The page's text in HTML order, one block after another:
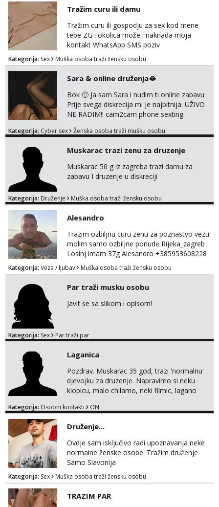
poklapaju. Mnogo senzualnosti i lijepe
energije. Javite mi se sa opisom što opširnijim
jer od toga ovisi da li ću odgovoriti. Isključivo
tražim nekoga za duži vremenski period.
Naravno njegovanog i galantn...
Tražim curu ili damu
Tražim curu ili gospodju za sex kod mene
tebe ZG i okolica može i naknada moja
kontakt WhatsApp SMS poziv
Kategorija: Sex Muška osoba traži žensku osobu
Sara & online druženja🫦
Bok 🙂 Ja sam Sara i nudim ti online zabavu.
Prije svega diskrecija mi je najbitnija. UŽIVO
NE RADIM!! cam2cam phone sexting
partnerom ili partnericom te naši porno
termin. P.S. tražit ćeš me još 🫠💦
Kategorija: Cyber sex Ženska osoba traži mušku osobu
Muskarac trazi zenu za druzenje
Muskarac 50 g iz zagreba trazi damu za
zabavu I druzenje u diskreciji
Kategorija: Druženje Muška osoba traži žensku osobu
Alesandro
Trazim ozbiljnu curu zenu za poznastvo vezu
molim samo ozbiljne ponude Rijeka_zagreb
Losinj imam 37g Alesandro +385953608228
Kategorija: Veza / ljubav Muška osoba traži žensku osobu
Par traži musku osobu
Javit se sa slikom i opisom!
Kategorija: Sex Par traži par
Laganica
Pozdrav. Muskarac 35 god, trazi 'normalnu'
djevojku za druzenje. Napravimo si neku
klopicu, malo chilamo, neki filmic, lagano
pretjerano bitan koliko iznutra. Bucke se
brundo xD Budi pristojna i dobra, za sve
ostale cemo lako. Zagreb.
Kategorija: Osobni kontakti ON
Druženje...
Ovdje sam isključivo radi upoznavanja neke
normalne ženske osobe. Tražim druženje
Samo Slavonija
Kategorija: Sex Muška osoba traži žensku osobu
TRAZIM PAR